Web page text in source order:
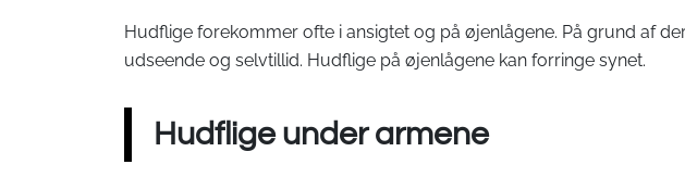
Hudflige forekommer ofte i ansigtet og på øjenlågene. På grund af
udseende og selvtillid. Hudflige på øjenlågene kan forringe synet.
Hudflige under armene